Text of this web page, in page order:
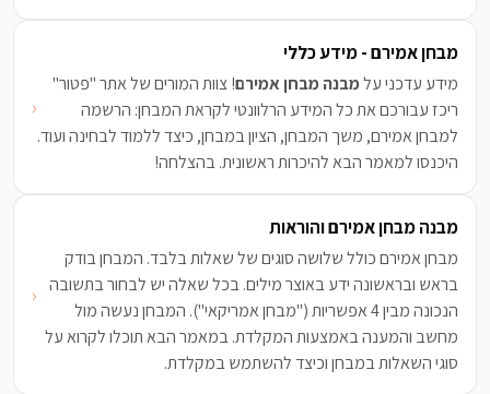
מבחן אמירם - מידע כללי
מידע עדכני עלמבנה מבחן אמירם! צוות המורים של אתר "פטור"
ריכז עבורכם את כל המידע הרלוונטי לקראת המבחן: הרשמה
למבחן אמירם, משך המבחן, הציון במבחן, כיצד ללמוד לבחינה ועוד.
היכנסו למאמר הבא להיכרות ראשונית. בהצלחה!
‹
מבנה מבחן אמירם והוראות
מבחן אמירם כולל שלושה סוגים של שאלות בלבד. המבחן בודק
בראש ובראשונה ידע באוצר מילים. בכל שאלה יש לבחור בתשובה
הנכונה מבין 4 אפשריות ("מבחן אמריקאי"). המבחן נעשה מול
מחשב והמענה באמצעות המקלדת. במאמר הבא תוכלו לקרוא על
סוגי השאלות במבחן וכיצד להשתמש במקלדת.
‹